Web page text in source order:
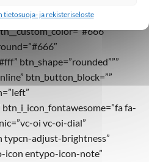
tietosuoja- ja rekisteriseloste
btn_shape=”rounded”””
btn_button_block=””
fa-
oi vc-oi-dial”
typcn-adjust-brightness”
icon entypo-icon-note”